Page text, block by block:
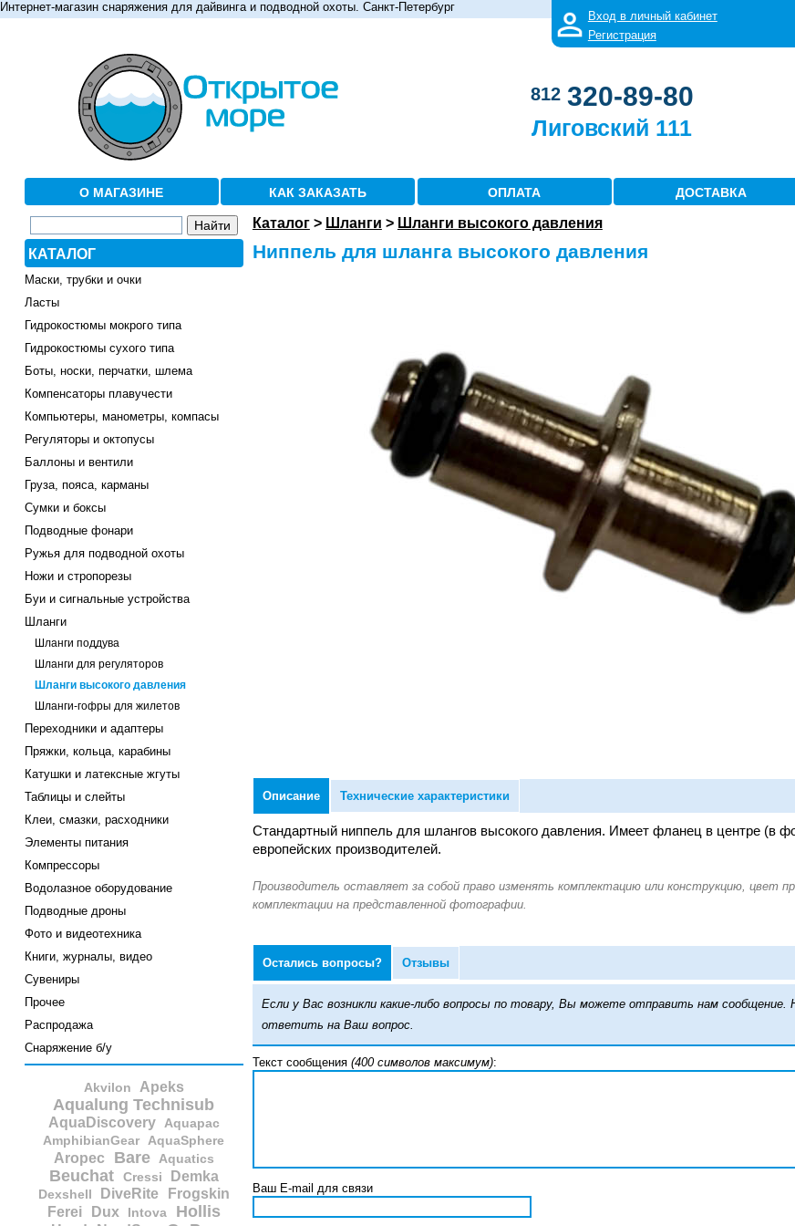
Интернет-магазин снаряжения для дайвинга и подводной охоты. Санкт-Петербург
Вход в личный кабинет
Регистрация
812 320-89-80
Лиговский 111
О МАГАЗИНЕ КАК ЗАКАЗАТЬ ОПЛАТА ДОСТАВКА
КАТАЛОГ
Маски, трубки и очки
Ласты
Гидрокостюмы мокрого типа
Гидрокостюмы сухого типа
Боты, носки, перчатки, шлема
Компенсаторы плавучести
Компьютеры, манометры, компасы
Регуляторы и октопусы
Баллоны и вентили
Груза, пояса, карманы
Сумки и боксы
Подводные фонари
Ружья для подводной охоты
Ножи и стропорезы
Буи и сигнальные устройства
Шланги
Шланги поддува
Шланги для регуляторов
Шланги высокого давления
Шланги-гофры для жилетов
Переходники и адаптеры
Пряжки, кольца, карабины
Катушки и латексные жгуты
Таблицы и слейты
Клеи, смазки, расходники
Элементы питания
Компрессоры
Водолазное оборудование
Подводные дроны
Фото и видеотехника
Книги, журналы, видео
Сувениры
Прочее
Распродажа
Снаряжение б/у
Akvilon Apeks
Aqualung Technisub
AquaDiscovery Aquapac
AmphibianGear AquaSphere
Aropec Bare Aquatics
Beuchat Cressi Demka
Dexshell DiveRite
Frogskin
Ferei
Dux Intova Hollis
Каталог> Шланги > Шланги высокого давления
Ниппель для шланга высокого давления
Описание Технические характеристики
Стандартный ниппель для шлангов высокого давления. Имеет фланец в центре (в
европейских производителей.
Остались вопросы? Отзывы
Если у Вас возникли какие-либо вопросы по товару, Вы можете отправить нам
ответить на Ваш вопрос.
Текст сообщения (400 символов максимум):
Ваш E-mail для связи